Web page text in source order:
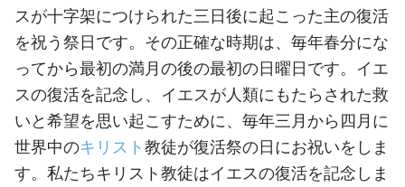
スが十字架につけられた三日後に起こった主の復活
を祝う祭日です。その正確な時期は、毎年春分にな
ってから最初の満月の後の最初の日曜日です。イエ
スの復活を記念し、イエスが人類にもたらされた救
いと希望を思い起こすために、毎年三月から四月に
世界中のキリスト教徒が復活祭の日にお祝いをしま
す。私たちキリスト教徒はイエスの復活を記念しま